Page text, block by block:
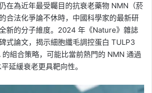
在為近年最受矚目的抗衰老藥物 NMN（菸
合法化爭論不休時，中國科學家的最新研
新的分子維度。2024 年《Nature》雜誌
式論文，揭示細胞纖毛調控蛋白 TULP3
組合策略，可能比當前熱門的 NMN 通過
延緩衰老更具靶向性。